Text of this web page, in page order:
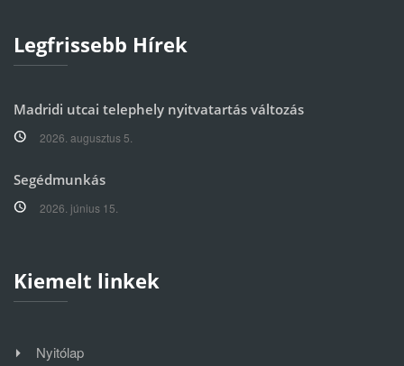
Legfrissebb Hírek
Madridi utcai telephely nyitvatartás változás
2026. augusztus 5.
Segédmunkás
2026. június 15.
Kiemelt linkek
Nyitólap